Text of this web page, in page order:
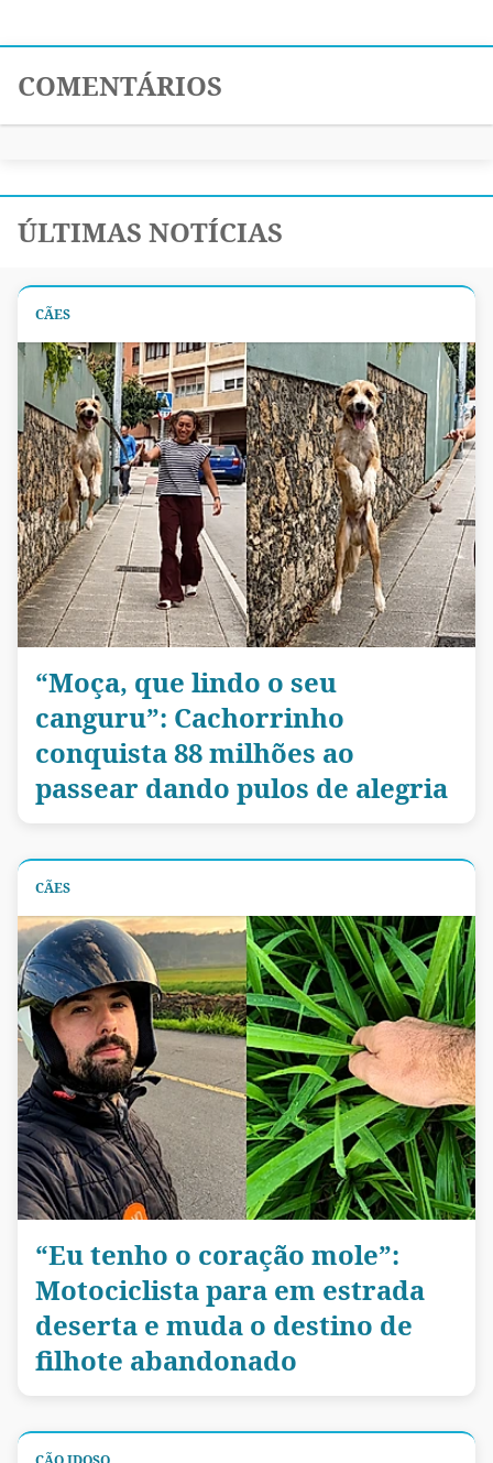
COMENTÁRIOS
ÚLTIMAS NOTÍCIAS
CÃES
“Moça, que lindo o seu
canguru”: Cachorrinho
conquista 88 milhões ao
passear dando pulos de alegria
CÃES
“Eu tenho o coração mole”:
Motociclista para em estrada
deserta e muda o destino de
filhote abandonado